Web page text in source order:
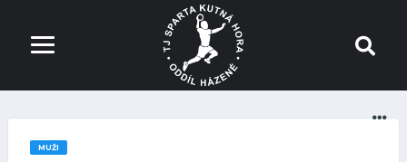
MUŽI